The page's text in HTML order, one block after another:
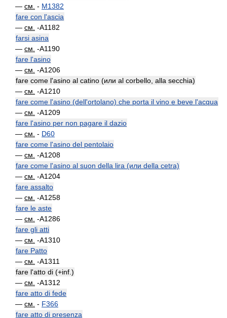
— см. - M1382
fare con l'ascia
— см. -A1182
farsi asina
— см. -A1190
fare l'asino
— см. -A1206
fare come l'asino al catino (или al corbello, alla secchia)
— см. -A1210
fare come l'asino (dell'ortolano) che porta il vino e beve l'acqua
— см. -A1209
fare l'asino per non pagare il dazio
— см. - D60
fare come l'asino del pentolaio
— см. -A1208
fare come l'asino al suon della lira (или della cetra)
— см. -A1204
fare assalto
— см. -A1258
fare le aste
— см. -A1286
fare gli atti
— см. -A1310
fare Patto
— см. -A1311
fare l'atto di (+inf.)
— см. -A1312
fare atto di fede
— см. - F366
fare atto di presenza